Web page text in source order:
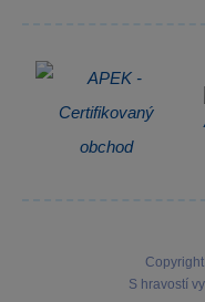
S hravostí